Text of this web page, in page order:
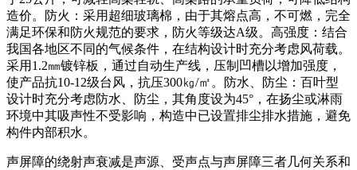
造价。防火：采用超细玻璃棉，由于其熔点高，不可燃，完全
满足环保和防火规范的要求，防火等级达A级。高强度：结合
我国各地区不同的气候条件，在结构设计时充分考虑风荷载。
采用1.2㎜镀锌板，通过自动生产线，压制凹槽以增加强度，
使产品抗10-12级台风，抗压300㎏/㎡。防水、防尘：百叶型
设计时充分考虑防水、防尘，其角度设为45°，在扬尘或淋雨
环境中其吸声性不受影响，构造中已设置排尘排水措施，避免
构件内部积水。
声屏障的绕射声衰减是声源、受声点与声屏障三者几何关系和